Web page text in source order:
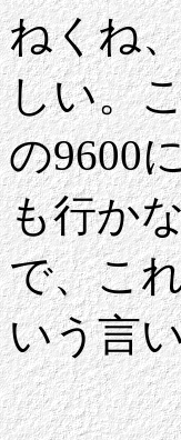
ねくね
しい。
の9600
も行か
で、こ
いう言